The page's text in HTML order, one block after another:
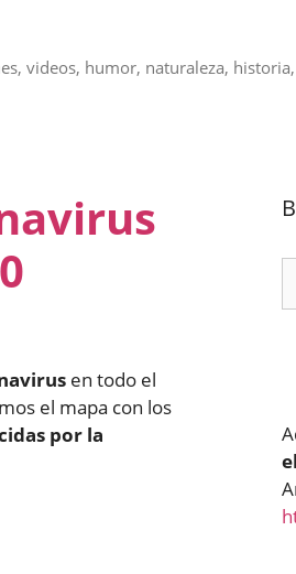
videos, humor, naturaleza,
en todo el
el mapa con los
por la